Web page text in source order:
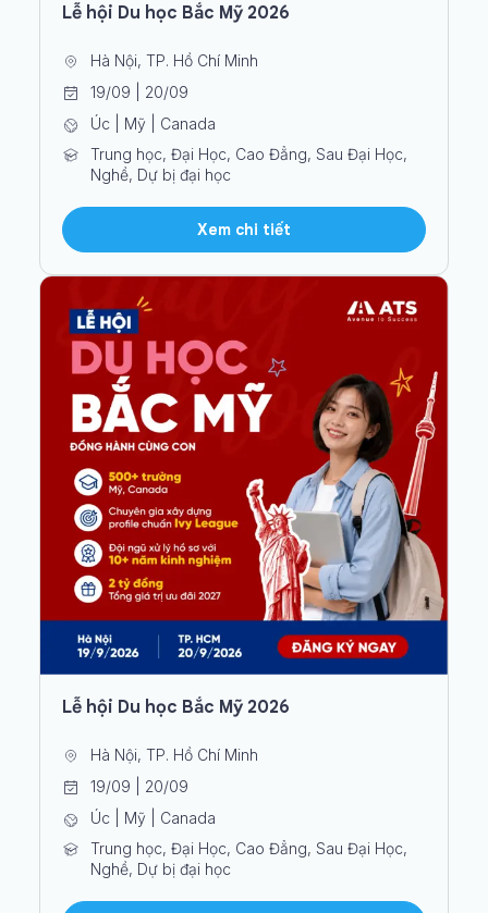
Lễ hội Du học Bắc Mỹ 2026
Hà Nội, TP. Hồ Chí Minh
19/09 | 20/09
Úc | Mỹ | Canada
Trung học, Đại Học, Cao Đẳng, Sau Đại Học,
Nghề, Dự bị đại học
Xem chi tiết
Lễ hội Du học Bắc Mỹ 2026
Hà Nội, TP. Hồ Chí Minh
19/09 | 20/09
Úc | Mỹ | Canada
Trung học, Đại Học, Cao Đẳng, Sau Đại Học,
Nghề, Dự bị đại học